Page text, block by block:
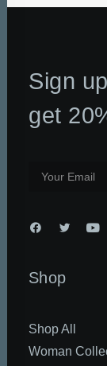
Sign
get
Shop
Shop All
Woman